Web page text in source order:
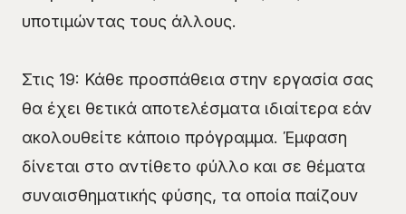
υποτιμώντας τους άλλους.
Στις 19: Κάθε προσπάθεια στην εργασία σας
θα έχει θετικά αποτελέσματα ιδιαίτερα εάν
ακολουθείτε κάποιο πρόγραμμα. Έμφαση
δίνεται στο αντίθετο φύλλο και σε θέματα
συναισθηματικής φύσης, τα οποία παίζουν